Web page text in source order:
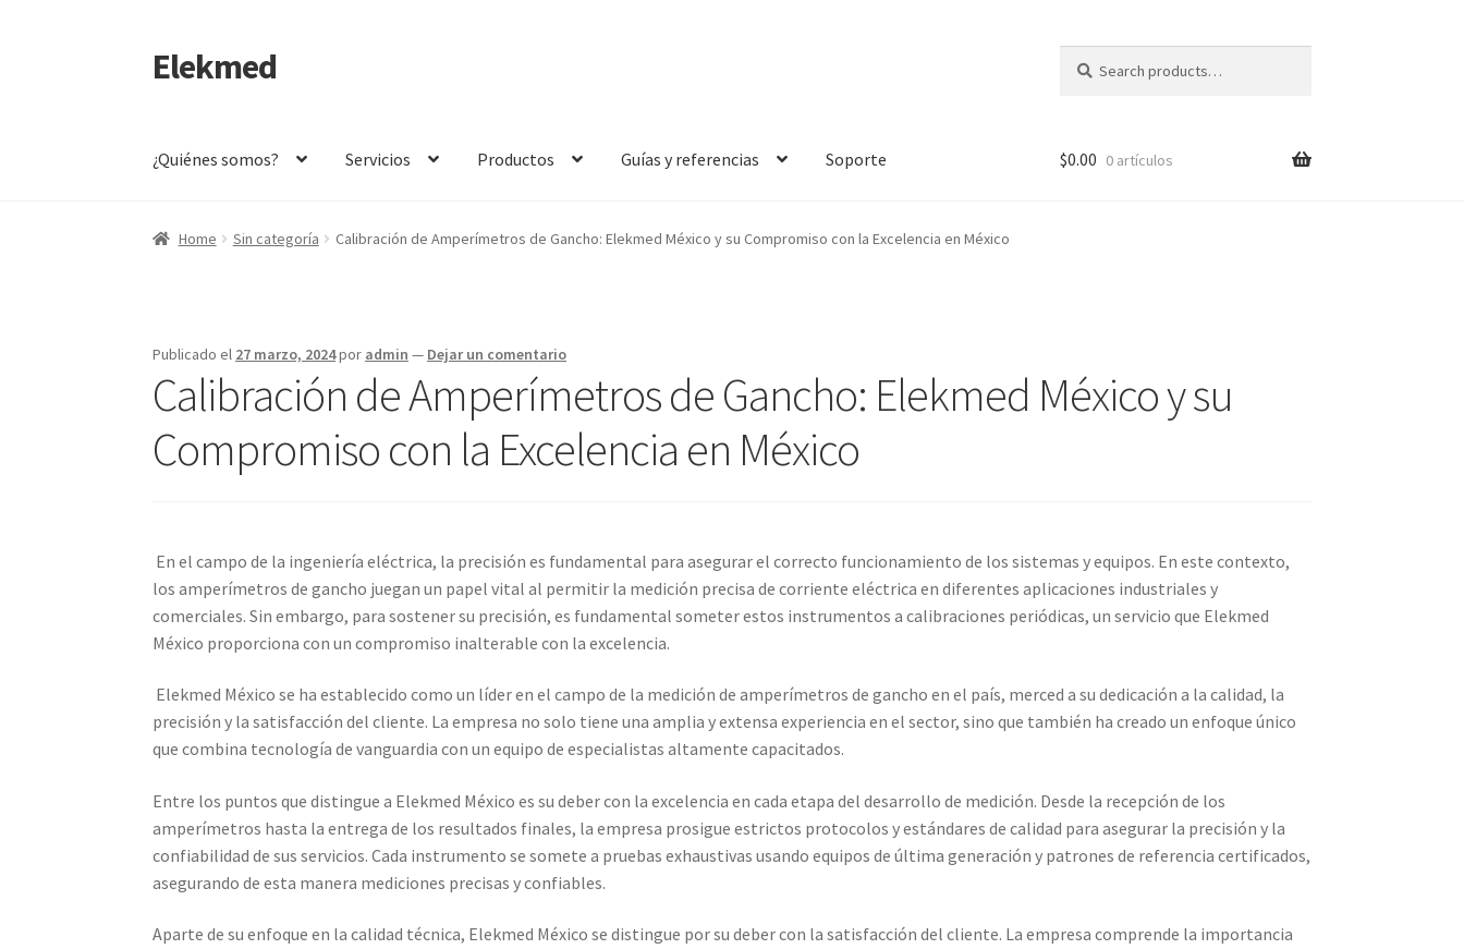
Saltar
a
Ir
al
Elekmed
for:
¿Quiénes somos? Servicios Productos Guías y referencias Soporte
Inicio ¿Por Qué Elegir a Elekmed México? ¿Qué es un amperímetro de gancho y cuál es su función Principal?
¿Qué es un multímetro y cuál es su función Principal? ¿Qué es un osciloscopio y cuál es su función Principal?
Amperímetro con certificado de calibración Calibración de Amperímetros – Elekmed México
Calibración de Medidores de Resistencia – Elekmed MéxicoCalibración de Multímetros – Elekmed México
Medidor de tierras con certificado de calibración Multímetro con certificado de calibración
Nuestra Misión en Elekmed México Osciloscopio con certificado de calibración
Productos calibrados con certificado de Calibración Servicios de calibración eléctrica
Sobre Nosotros – Elekmed México Soporte Tienda Trayectoria de Elekmed MéxicoVisión de Elekmed México
$0.00 0 artículos
Home Sin categoría Calibración de Amperímetros de Gancho: Elekmed México y su Compromiso con la Excelencia en México
Publicado el 27 marzo, 2024por admin — Dejar un comentario
Calibración de Amperímetros de Gancho: Elekmed México y su
Compromiso con la Excelencia en México
En el campo de la ingeniería eléctrica, la precisión es fundamental para asegurar el correcto funcionamiento de los sistemas y equipos. En este contexto,
los amperímetros de gancho juegan un papel vital al permitir la medición precisa de corriente eléctrica en diferentes aplicaciones industriales y
comerciales. Sin embargo, para sostener su precisión, es fundamental someter estos instrumentos a calibraciones periódicas, un servicio que Elekmed
México proporciona con un compromiso inalterable con la excelencia.
Elekmed México se ha establecido como un líder en el campo de la medición de amperímetros de gancho en el país, merced a su dedicación a la calidad, la
precisión y la satisfacción del cliente. La empresa no solo tiene una amplia y extensa experiencia en el sector, sino que también ha creado un enfoque único
que combina tecnología de vanguardia con un equipo de especialistas altamente capacitados.
Entre los puntos que distingue a Elekmed México es su deber con la excelencia en cada etapa del desarrollo de medición. Desde la recepción de los
amperímetros hasta la entrega de los resultados finales, la empresa prosigue estrictos protocolos y estándares de calidad para asegurar la precisión y la
confiabilidad de sus servicios. Cada instrumento se somete a pruebas exhaustivas usando equipos de última generación y patrones de referencia certificados,
asegurando de esta manera mediciones precisas y confiables.
Aparte de su enfoque en la calidad técnica, Elekmed México se distingue por su deber con la satisfacción del cliente. La empresa comprende la importancia